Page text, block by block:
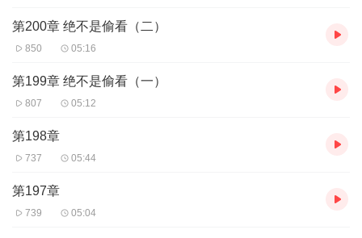
第200章 绝不是偷看（二）
850 05:16
第199章 绝不是偷看（一）
807 05:12
第198章
737 05:44
第197章
739 05:04